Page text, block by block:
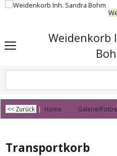
Weidenkorb
<< Zurück | Home Galerie/Fotos
Transportkorb